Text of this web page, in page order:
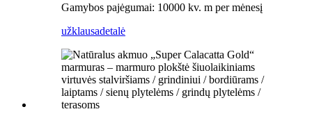
Gamybos pajėgumai: 10000 kv. m per mėnesį
užklausadetalė